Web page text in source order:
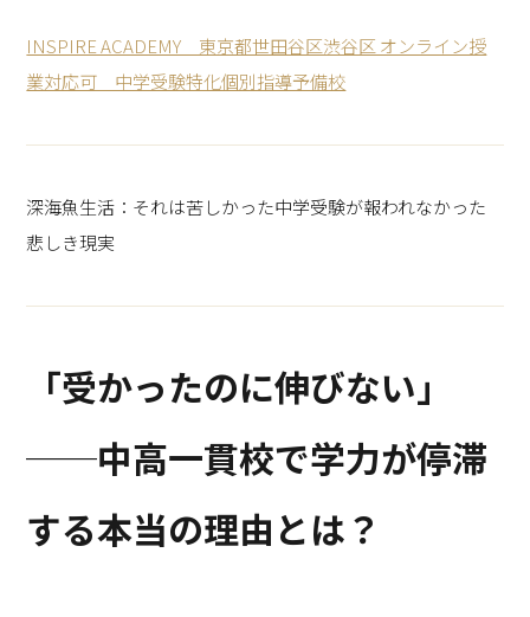
INSPIRE ACADEMY 東京都世田谷区渋谷区 オンライン授
業対応可 中学受験特化個別指導予備校
深海魚生活：それは苦しかった中学受験が報われなかった
悲しき現実
「受かったのに伸びない」
──中高一貫校で学力が停滞
する本当の理由とは？